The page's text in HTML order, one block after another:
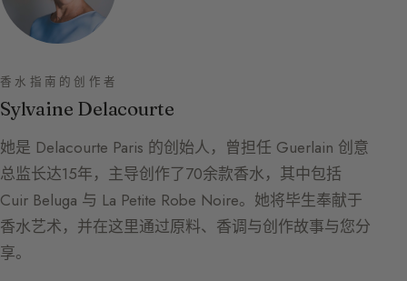
香水指南的创作者
Sylvaine Delacourte
她是 Delacourte Paris 的创始人，曾担任 Guerlain 创意
总监长达15年，主导创作了70余款香水，其中包括
Cuir Beluga 与 La Petite Robe Noire。她将毕生奉献于
香水艺术，并在这里通过原料、香调与创作故事与您分
享。